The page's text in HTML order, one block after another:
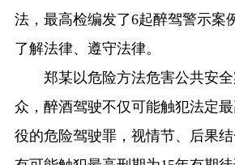
法，最高检编发了6起醉驾警示案
了解法律、遵守法律。
郑某以危险方法危害公共安全
众，醉酒驾驶不仅可能触犯法定
役的危险驾驶罪，视情节、后果